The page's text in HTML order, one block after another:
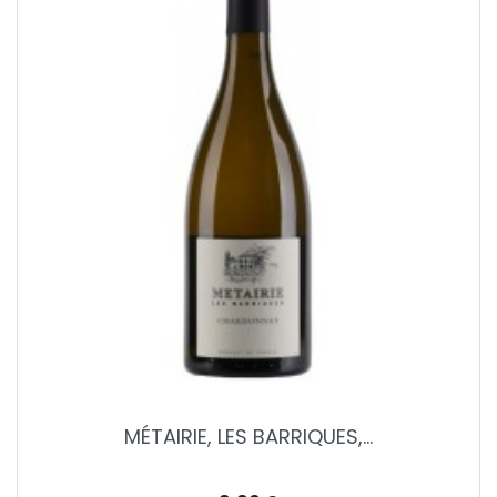
MÉTAIRIE, LES BARRIQUES,...